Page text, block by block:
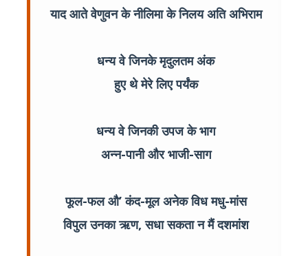
याद आते वेणुवन के नीलिमा के निलय अति अभिराम
धन्य वे जिनके मृदुलतम अंक
हुए थे मेरे लिए पर्यंक
धन्य वे जिनकी उपज के भाग
अन्न-पानी और भाजी-साग
फूल-फल औ’ कंद-मूल अनेक विध मधु-मांस
विपुल उनका ऋण, सधा सकता न मैं दशमांश